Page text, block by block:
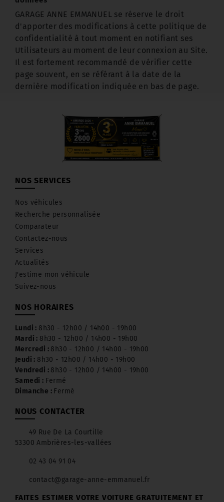
GARAGE ANNE EMMANUEL se réserve le droit
d'apporter des modifications à cette politique de
confidentialité à tout moment en notifiant ses
Utilisateurs au moment de leur connexion au Site.
Il est fortement recommandé de vérifier cette
page souvent, en se référant à la date de la
dernière modification indiquée en bas de page.
NOS SERVICES
Nos véhicules
Recherche personnalisée
Comparateur
Contactez-nous
Services
Actualités
J'estime mon véhicule
Suivez-nous
NOS HORAIRES
Lundi : 8h30 - 12h00 / 14h00 - 19h00
Mardi : 8h30 - 12h00 / 14h00 - 19h00
Mercredi : 8h30 - 12h00 / 14h00 - 19h00
Jeudi : 8h30 - 12h00 / 14h00 - 19h00
Vendredi : 8h30 - 12h00 / 14h00 - 19h00
Samedi : Fermé
Dimanche : Fermé
NOUS CONTACTER
49 Rue De La Courtille
53300 Ambrières-les-vallées
02 43 04 91 04
contact@garage-anne-emmanuel.fr
FAITES ESTIMER VOTRE VOITURE GRATUITEMENT ET